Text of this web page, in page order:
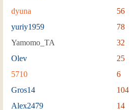
dyuna
56
yuriy1959
78
Yamomo_TA
32
Olev
25
5710
6
Gros14
104
Alex2479
14